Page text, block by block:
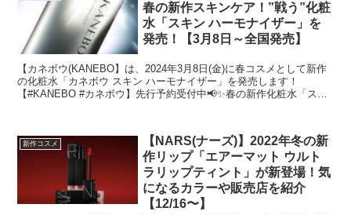
春の新作スキンケア！”戦う”化粧
水「スキン ハーモナイザー」を
発売！【3月8日～全国発売】
【カネボウ(KANEBO】は、2024年3月8日(金)に春コスメとして新作
の化粧水「カネボウ スキン ハーモナイザー」を発売します！
【#KANEBO #カネボウ】先行予約受付中📢✨春の新作化粧水「ス
新作コスメ
【NARS(ナーズ)】2022年冬の新
作リップ「エアーマット ウルト
ラリップティント」が新登場！気
になるカラーや販売店を紹介
【12/16〜】